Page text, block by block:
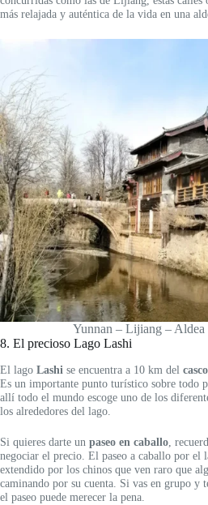
más relajada y auténtica de la vida en una
Yunnan – Lijiang – Aldea
8. El precioso Lago Lashi
El lago Lashi se encuentra a 10 km del
Es un importante punto turístico sobre todo
allí todo el mundo escoge uno de los
los alrededores del lago.
Si quieres darte un paseo en caballo,
negociar el precio. El paseo a caballo por el
extendido por los chinos que ven raro que
caminando por su cuenta. Si vas en grupo y
el paseo puede merecer la pena.